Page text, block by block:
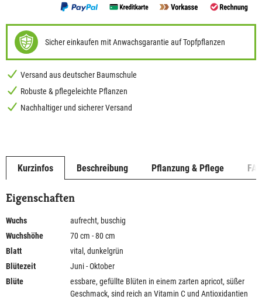
Sicher einkaufen mit Anwachsgarantie auf Topfpflanzen
Versand aus deutscher Baumschule
Robuste & pflegeleichte Pflanzen
Nachhaltiger und sicherer Versand
Kurzinfos Beschreibung Pflanzung & Pflege
Eigenschaften
Wuchs
aufrecht, buschig
Wuchshöhe
70 cm - 80 cm
Blatt
vital, dunkelgrün
Blütezeit
Juni - Oktober
Blüte
essbare, gefüllte Blüten in einem zarten apricot, süßer
Geschmack, sind reich an Vitamin C und Antioxidantien